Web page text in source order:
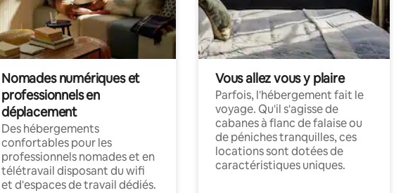
Nomades numériques et
professionnels en
déplacement
Des hébergements
confortables pour les
professionnels nomades et en
télétravail disposant du wifi
et d'espaces de travail dédiés.
Vous allez vous y plaire
Parfois, l'hébergement fait le
voyage. Qu'il s'agisse de
cabanes à flanc de falaise ou
de péniches tranquilles, ces
locations sont dotées de
caractéristiques uniques.